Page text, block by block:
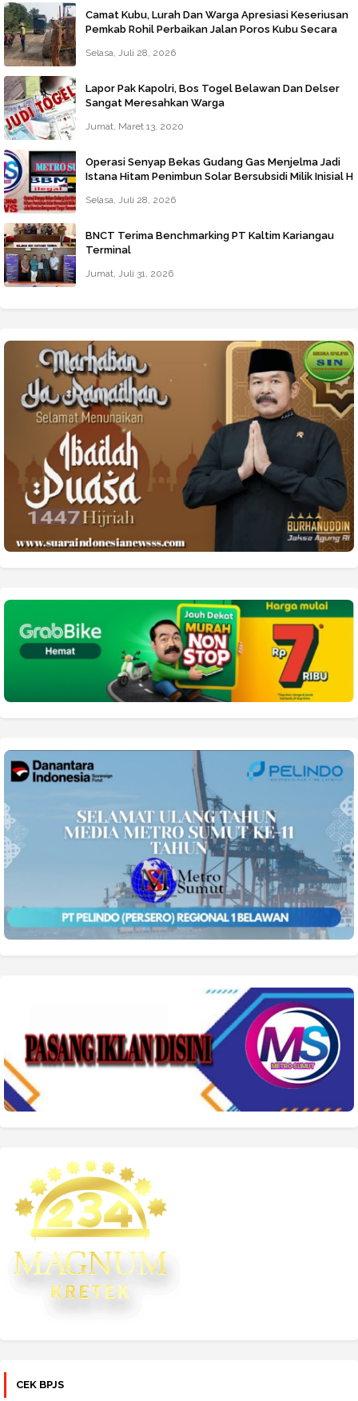
Camat Kubu, Lurah Dan Warga Apresiasi Keseriusan
Pemkab Rohil Perbaikan Jalan Poros Kubu Secara
Selasa, Juli 28, 2026
Lapor Pak Kapolri, Bos Togel Belawan Dan Delser
Sangat Meresahkan Warga
Jumat, Maret 13, 2020
Operasi Senyap Bekas Gudang Gas Menjelma Jadi
Istana Hitam Penimbun Solar Bersubsidi Milik Inisial H
Hukum
Selasa, Juli 28, 2026
BNCT Terima Benchmarking PT Kaltim Kariangau
Terminal
Jumat, Juli 31, 2026
CEK BPJS